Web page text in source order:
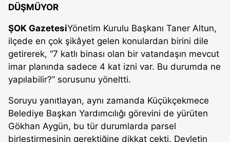
DÜŞMÜYOR
ŞOK GazetesiYönetim Kurulu Başkanı Taner Altun,
ilçede en çok şikâyet gelen konulardan birini dile
getirerek, “7 katlı binası olan bir vatandaşın mevcut
imar planında sadece 4 kat izni var. Bu durumda ne
yapılabilir?” sorusunu yöneltti.
Soruyu yanıtlayan, aynı zamanda Küçükçekmece
Belediye Başkan Yardımcılığı görevini de yürüten
Gökhan Aygün, bu tür durumlarda parsel
birleştirmesinin gerektiğine dikkat çekti. Devletin